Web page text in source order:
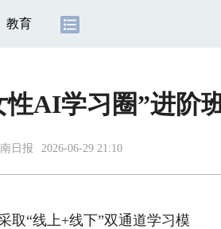
教育
性AI学习圈”进阶
日报 2026-06-29 21:10
“线上+线下”双通道学习模